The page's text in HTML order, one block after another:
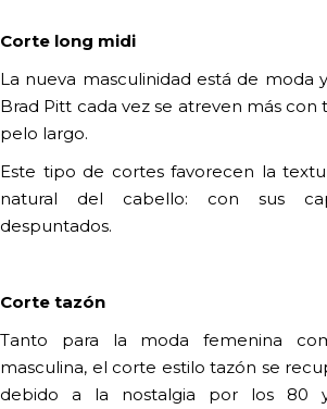
Corte long midi
La nueva masculinidad está de moda
Brad Pitt cada vez se atreven más
pelo largo.
Este tipo de cortes favorecen la
natural del cabello: con sus
despuntados.
Corte tazón
Tanto para la moda femenina
masculina, el corte estilo tazón se
debido a la nostalgia por los 80